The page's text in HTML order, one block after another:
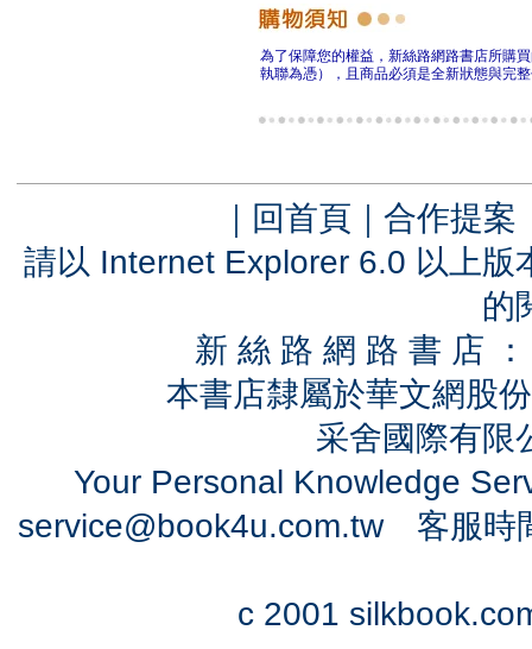
為了保障您的權益，新絲路網路書店所購
執聯為憑），且商品必須是全新狀態與完
｜ 回首頁 ｜ 合作提案
請以 Internet Explorer 6.0 以上
的
新 絲 路 網 路 書 店
本書店隸屬於華文網股
采舍國際有
Your Personal Knowledge
service@book4u.com.tw客服時
c 2001